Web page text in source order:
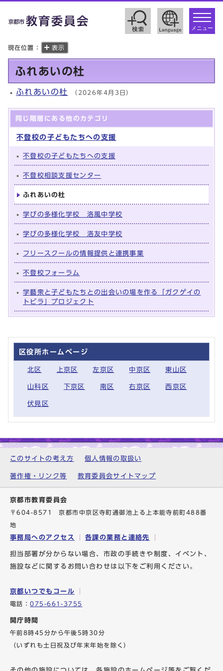
toggle
メニュー
現在位置： 表示
ふれあいの杜
ふれあいの杜 （2026年4月3日）
同じ階層にある他のカテゴリ
不登校の子どもたちへの支援
不登校の子どもたちへの支援
不登校相談支援センター
ふれあいの杜
学びの多様化学校 洛風中学校
学びの多様化学校 洛友中学校
フリースクールの情報提供と連携事業
不登校フォーラム
学藝衆と子どもたちとの出会いの場を作る「ガクゲイの
トビラ」プロジェクト
区役所ホームページ
北区 上京区 左京区 中京区 東山区
山科区 下京区 南区 右京区 西京区
伏見区
このサイトの考え方 個人情報の取扱い
著作権・リンク等 教育委員会サイトマップ
京都市教育委員会
〒604-8571 京都市中京区寺町通御池上る上本能寺前町488番
地
事務局へのアクセス 各課の業務と連絡先
担当部署が分からない場合、市政の手続きや制度、イベント、
施設などに関するお問い合わせは以下をご利用ください。
京都いつでもコール
電話：075-661-3755
開庁時間
午前8時45分から午後5時30分
（いずれも土日祝及び年末年始を除く）